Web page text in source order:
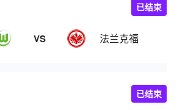
VS 法兰克福
已结束
已结束